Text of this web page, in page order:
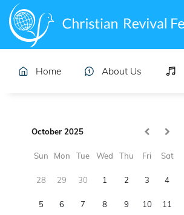
Home About Us
October 2025
Sun Mon Tue Wed Thu Fri Sat
28 29 30 1 2 3 4
5 6 7 8 9 10 11